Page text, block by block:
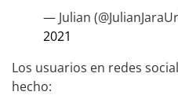
— Julian
2021
Los usuarios en redes
hecho: